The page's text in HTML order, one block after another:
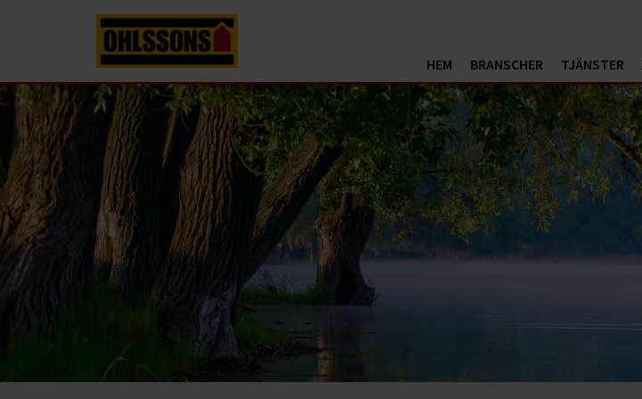
HEM BRANSCHER TJÄNSTER